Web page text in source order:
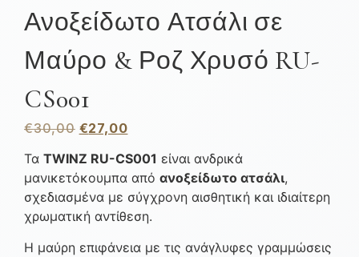
Ανοξείδωτο Ατσάλι σε
Μαύρο & Ροζ Χρυσό RU-
CS001
€30,00 €27,00
Τα TWINZ RU-CS001 είναι ανδρικά
μανικετόκουμπα από ανοξείδωτο ατσάλι,
σχεδιασμένα με σύγχρονη αισθητική και ιδιαίτερη
χρωματική αντίθεση.
Η μαύρη επιφάνεια με τις ανάγλυφες γραμμώσεις